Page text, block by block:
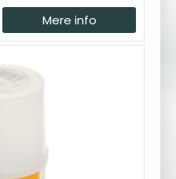
Mere info